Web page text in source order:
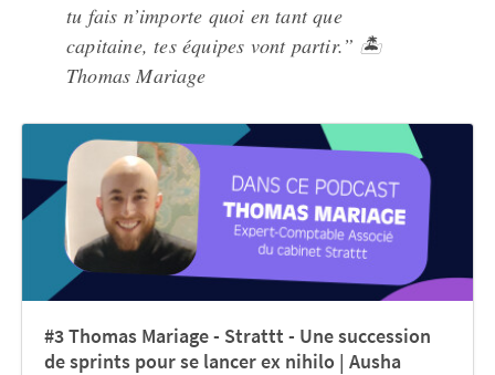
tu fais n’importe quoi en tant que
capitaine, tes équipes vont partir.” 🏝️
Thomas Mariage
#3 Thomas Mariage - Strattt - Une succession
de sprints pour se lancer ex nihilo | Ausha